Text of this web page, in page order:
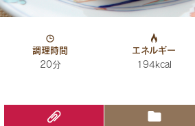
調理時間
20分
エネルギー
194kcal